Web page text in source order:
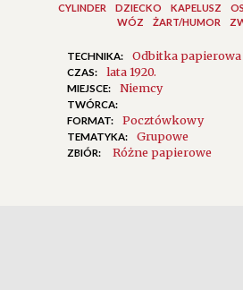
CYLINDER DZIECKO KAPELUSZ
WÓZ
ŻART/HUMOR
TECHNIKA: Odbitka papierowa
CZAS: lata 1920.
MIEJSCE: Niemcy
TWÓRCA:
FORMAT:
Pocztówkowy
TEMATYKA: Grupowe
ZBIÓR: Różne papierowe